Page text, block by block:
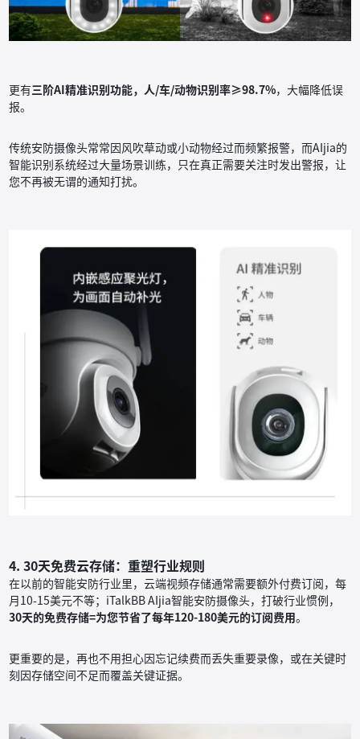
更有三阶AI精准识别功能，人/车/动物识别率≥98.7%，大幅降低误
报。
传统安防摄像头常常因风吹草动或小动物经过而频繁报警，而AIjia的
智能识别系统经过大量场景训练，只在真正需要关注时发出警报，让
您不再被无谓的通知打扰。
4. 30天免费云存储：重塑行业规则
在以前的智能安防行业里，云端视频存储通常需要额外付费订阅，每
月10-15美元不等；iTalkBB AIjia智能安防摄像头，打破行业惯例，
30天的免费存储=为您节省了每年120-180美元的订阅费用。
更重要的是，再也不用担心因忘记续费而丢失重要录像，或在关键时
刻因存储空间不足而覆盖关键证据。